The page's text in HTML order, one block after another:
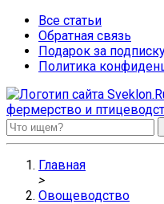
Все статьи
Обратная связь
Подарок за
Политика
Sveklon.Ru – все про сад,
Главная
>
Овощеводство